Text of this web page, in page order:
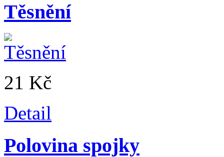
Těsnění
21 Kč
Detail
Polovina spojky